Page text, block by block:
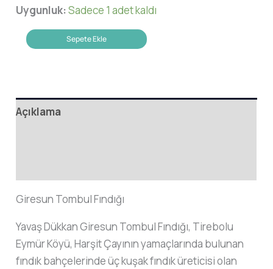
Uygunluk: Sadece 1 adet kaldı
Giresun
Sepete Ekle
Açıklama
Giresun Tombul Fındığı
Yavaş Dükkan Giresun Tombul Fındığı, Tirebolu
Eymür Köyü, Harşit Çayının yamaçlarında bulunan
fındık bahçelerinde üç kuşak fındık üreticisi olan